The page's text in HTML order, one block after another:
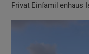
Privat Einfamilienhaus